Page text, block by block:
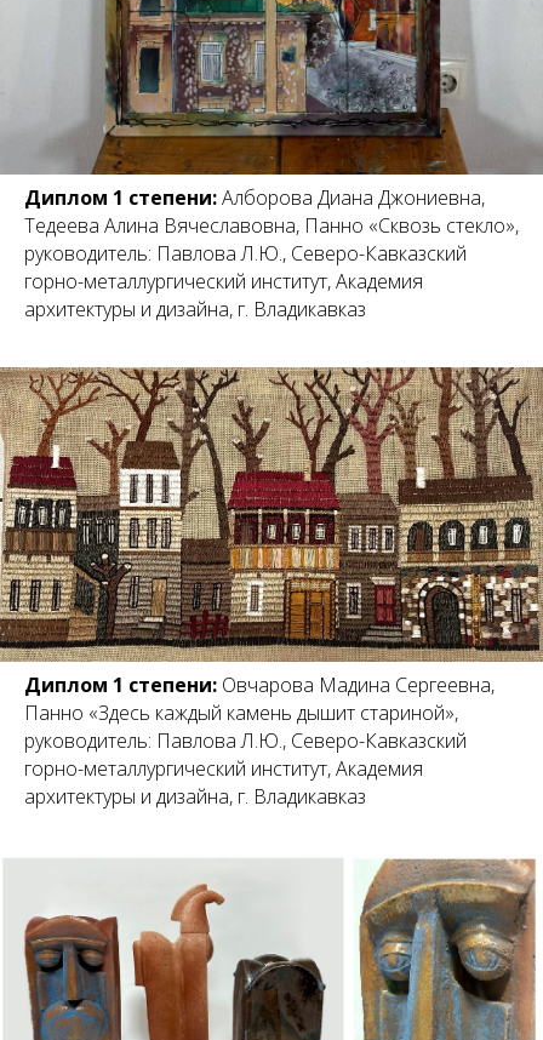
Диплом 1 степени:Алборова Диана Джониевна,
Тедеева Алина Вячеславовна, Панно «Сквозь стекло»,
руководитель: Павлова Л.Ю., Северо-Кавказский
горно-металлургический институт, Академия
архитектуры и дизайна, г. Владикавказ
Диплом 1 степени: Овчарова Мадина Сергеевна,
Панно «Здесь каждый камень дышит стариной»,
руководитель: Павлова Л.Ю., Северо-Кавказский
горно-металлургический институт, Академия
архитектуры и дизайна, г. Владикавказ